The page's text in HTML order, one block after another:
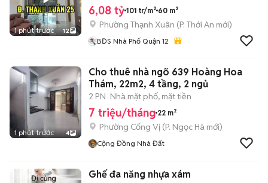
1 phút trước 12
6,08 tỷ 101 tr/m² 60 m²
Phường Thạnh Xuân (P. Thới An mới)
BĐS Nhà Phố Quận 12
1 phút trước 4
Cho thuê nhà ngõ 639 Hoàng Hoa
Thám, 22m2, 4 tầng, 2 ngủ
2 PN Nhà mặt phố, mặt tiền
7 triệu/tháng 22 m²
Phường Cống Vị (P. Ngọc Hà mới)
Cộng Đồng Nhà Đất
Ghế đa năng nhựa xám